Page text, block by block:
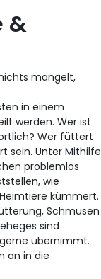
&
mangelt,
in einem
werden. Wer ist
Wer füttert
sein. Unter Mithilfe
problemlos
wie
kümmert.
Schmusen
sind
übernimmt.
an in die